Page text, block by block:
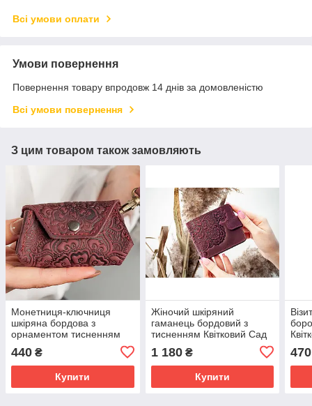
Всі умови оплати
Умови повернення
Повернення товару впродовж 14 днів за домовленістю
Всі умови повернення
З цим товаром також замовляють
Монетниця-ключниця
шкіряна бордова з
орнаментом тисненням
440 ₴
Купити
Жіночий шкіряний
гаманець бордовий з
тисненням Квітковий Сад
1 180₴
Купити
470